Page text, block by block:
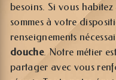
besoins. Si vous
sommes à votre
renseignements
douche. Notre métier
partager avec vous